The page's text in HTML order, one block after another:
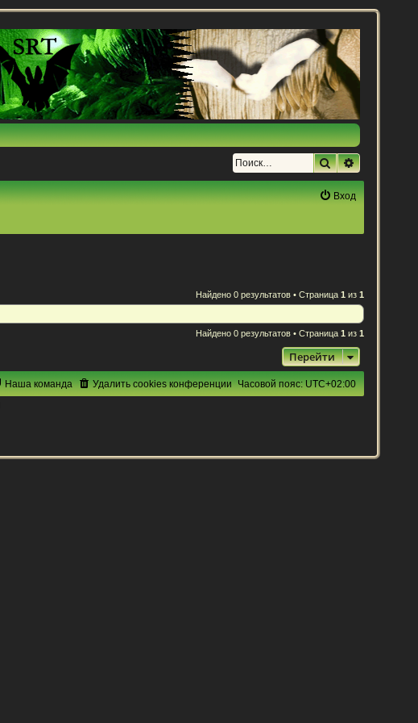
Поиск
Вход
Найдено 0 результатов • Страница 1 из 1
Найдено 0 результатов • Страница 1 из 1
Перейти
Часовой пояс:UTC+02:00
Удалить cookies конференции
Наша команда